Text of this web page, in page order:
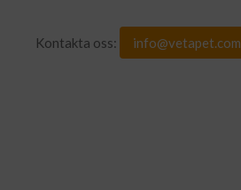
Kontakta oss: info@vetapet.com